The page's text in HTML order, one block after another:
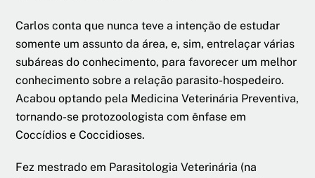
Carlos conta que nunca teve a intenção de estudar
somente um assunto da área, e, sim, entrelaçar várias
subáreas do conhecimento, para favorecer um melhor
conhecimento sobre a relação parasito-hospedeiro.
Acabou optando pela Medicina Veterinária Preventiva,
tornando-se protozoologista com ênfase em
Coccídios e Coccidioses.
Fez mestrado em Parasitologia Veterinária (na